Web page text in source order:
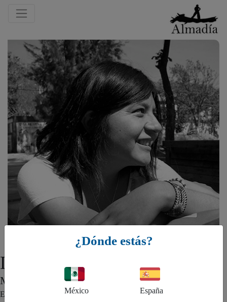
Previous
Diana Del Ángel
MÉXICO
Es una escritora y traductora mexicana. Licenciada en Lengua y
¿Dónde estás?
México España